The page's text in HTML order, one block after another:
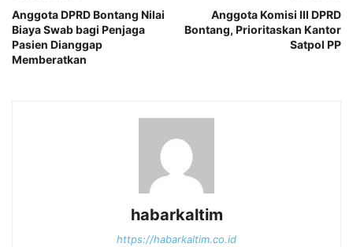
Anggota DPRD Bontang Nilai
Biaya Swab bagi Penjaga
Pasien Dianggap
Memberatkan
Anggota Komisi III DPRD
Bontang, Prioritaskan Kantor
Satpol PP
habarkaltim
https://habarkaltim.co.id